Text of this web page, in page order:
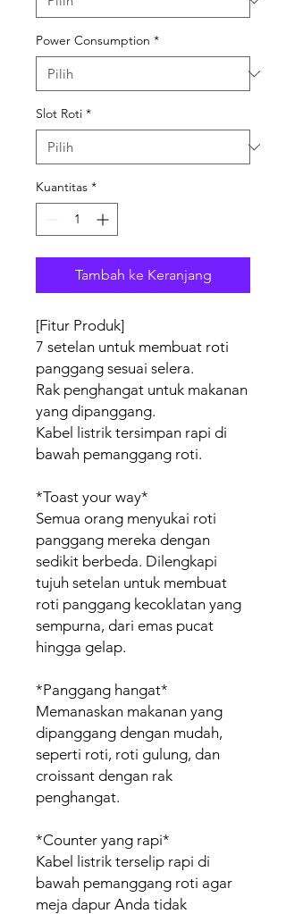
Power Consumption *
Slot Roti *
Kuantitas *
Tambah ke Keranjang
[Fitur Produk]
7 setelan untuk membuat roti
panggang sesuai selera.
Rak penghangat untuk makanan
yang dipanggang.
Kabel listrik tersimpan rapi di
bawah pemanggang roti.
*Toast your way*
Semua orang menyukai roti
panggang mereka dengan
sedikit berbeda. Dilengkapi
tujuh setelan untuk membuat
roti panggang kecoklatan yang
sempurna, dari emas pucat
hingga gelap.
*Panggang hangat*
Memanaskan makanan yang
dipanggang dengan mudah,
seperti roti, roti gulung, dan
croissant dengan rak
penghangat.
*Counter yang rapi*
Kabel listrik terselip rapi di
bawah pemanggang roti agar
meja dapur Anda tidak